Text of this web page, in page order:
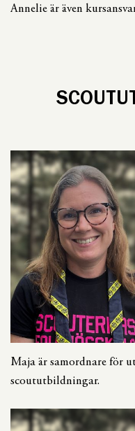
Annelie är även
Maja är samordnare för
scoututbildningar.